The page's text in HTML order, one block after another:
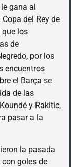
gana al
del Rey de
que los
de
por los
encuentros
el Barça se
de las
y Rakitic,
pasar a la
la pasada
goles de